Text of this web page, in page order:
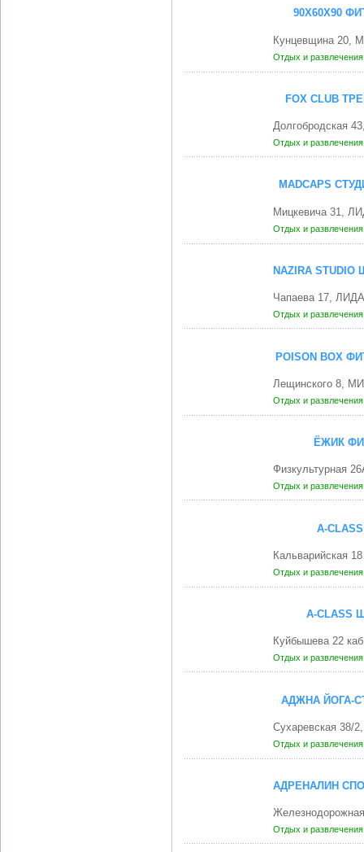
90Х60Х90
Кунцевщина 20,
Отдых и
FOX CLUB
Долгобродская
Отдых и
MADCAPS
Мицкевича 31,
Отдых и
NAZIRA
Чапаева 17,
Отдых и
POISON BOX
Лещинского 8,
Отдых и
ЁЖИК
Физкультурная
Отдых и
A-
Кальварийская
Отдых и
A-
Куйбышева 22
Отдых и
АДЖНА ЙОГА-
Сухаревская 38/
Отдых и
АДРЕНАЛИН
Отдых и